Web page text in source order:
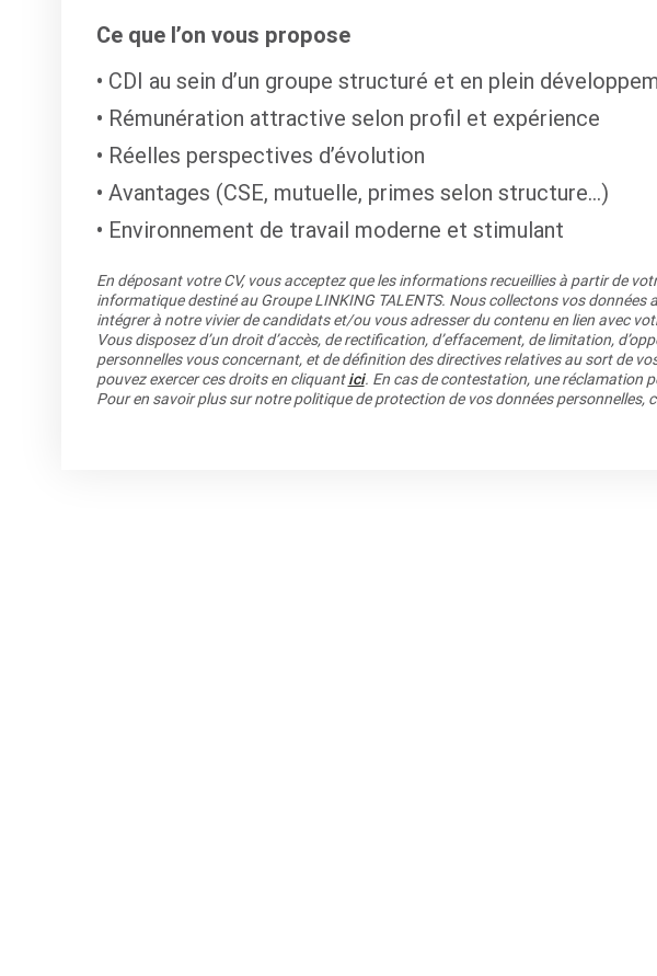
Ce que l’on vous propose
CDI au sein d’un groupe structuré et en plein
Rémunération attractive selon profil et expérience
Réelles perspectives d’évolution
Avantages (CSE, mutuelle, primes selon structure…)
Environnement de travail moderne et stimulant
En déposant votre CV, vous acceptez que les informations recueillies à partir de
informatique destiné au Groupe LINKING TALENTS. Nous collectons vos données
intégrer à notre vivier de candidats et/ou vous adresser du contenu en lien avec
Vous disposez d’un droit d’accès, de rectification, d’effacement, de limitation,
personnelles vous concernant, et de définition des directives relatives au sort de
pouvez exercer ces droits en cliquantici. En cas de contestation, une réclamation
Pour en savoir plus sur notre politique de protection de vos données personnelles,